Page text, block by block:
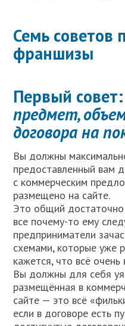
Семь советов
франшизы
Первый совет:
предмет,
договора на
Вы должны
предоставленный вам
с коммерческим
размещено на сайте.
Это общий
все почему-то ему
предприниматели
схемами, которые уже
кажется, что всё
Вы должны для себя
размещённая в
сайте — это всё
если в договоре есть